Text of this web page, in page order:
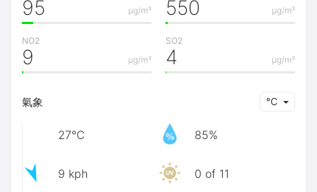
μg/m³
95
μg/m³
550
NO2
μg/m³
9
SO2
μg/m³
4
氣象 ℃
27℃ 85%
9 kph 0 of 11